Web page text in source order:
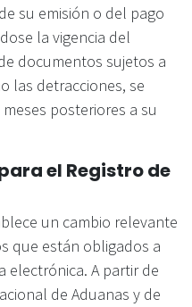
su emisión o del pago
la vigencia del
documentos sujetos a
las detracciones, se
posteriores a su
el Registro de
un cambio relevante
que están obligados a
electrónica. A partir de
de Aduanas y de